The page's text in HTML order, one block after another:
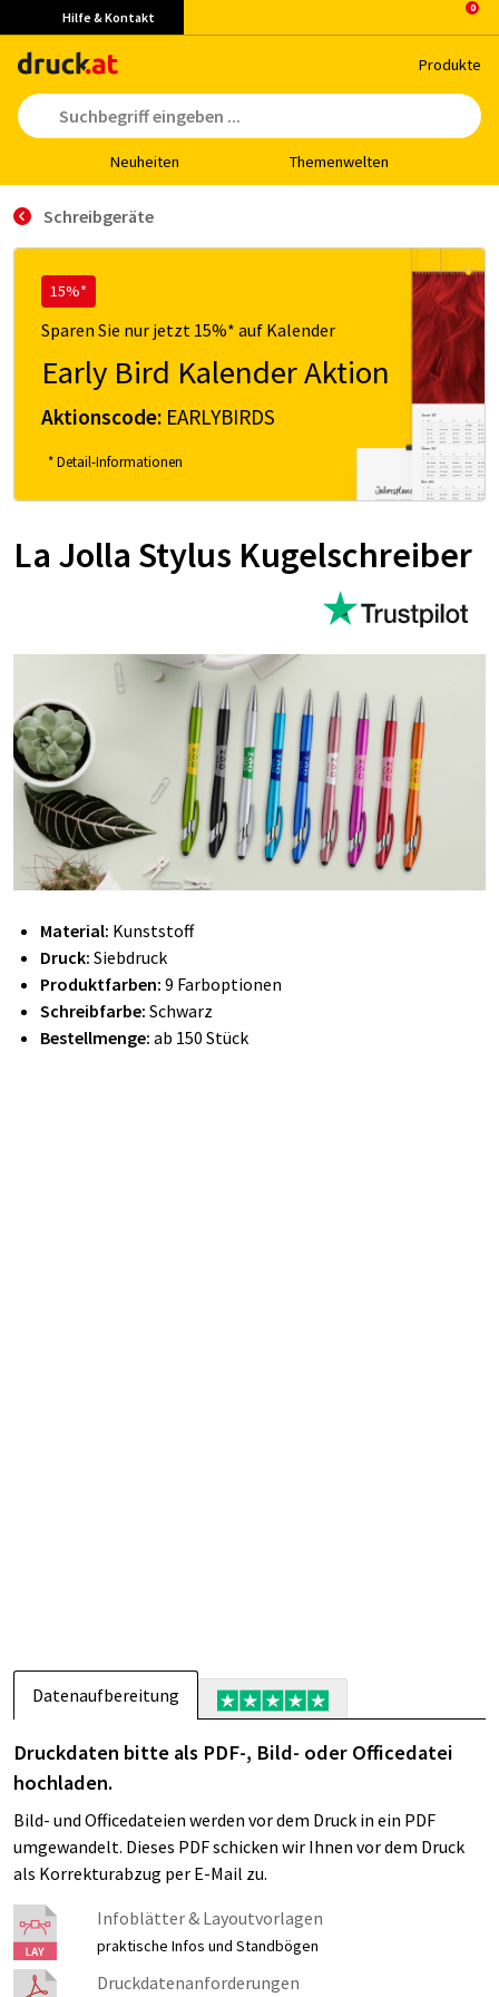
Hilfe & Kontakt
Pro­duk­te
Neu­hei­ten The­men­wel­ten
Schreibgeräte
15%*
Sparen Sie nur jetzt 15%* auf Kalender
Early Bird Kalender Aktion
Aktionscode: EARLYBIRDS
* Detail-Informationen
La Jolla Stylus Kugelschreiber
Material: Kunststoff
Druck: Siebdruck
Produktfarben: 9 Farboptionen
Schreibfarbe: Schwarz
Bestellmenge: ab 150 Stück
Datenaufbereitung
Druckdaten bitte als PDF-, Bild- oder Officedatei
hochladen.
Bild- und Officedateien werden vor dem Druck in ein PDF
umgewandelt. Dieses PDF schicken wir Ihnen vor dem Druck
als Korrekturabzug per E-Mail zu.
Infoblätter & Layoutvorlagen
praktische Infos und Standbögen
Druckdatenanforderungen